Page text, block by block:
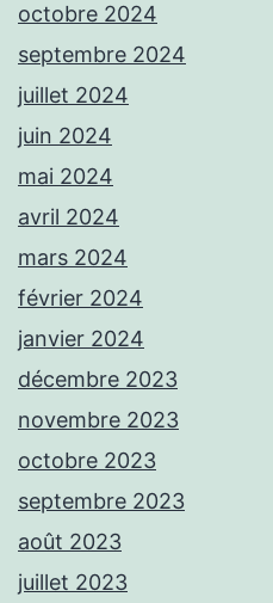
octobre 2024
septembre 2024
juillet 2024
juin 2024
mai 2024
avril 2024
mars 2024
février 2024
janvier 2024
décembre 2023
novembre 2023
octobre 2023
septembre 2023
août 2023
juillet 2023